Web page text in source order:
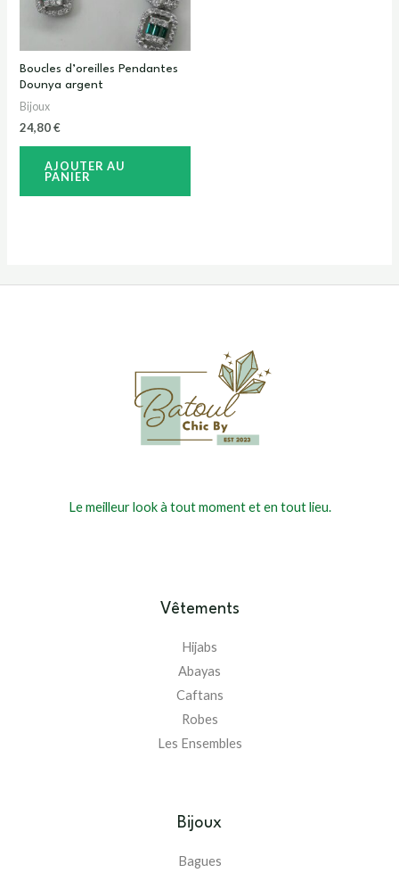
Boucles d’oreilles Pendantes
Dounya argent
Bijoux
24,80€
AJOUTER AU
PANIER
Le meilleur look à tout moment et en tout lieu.
Vêtements
Hijabs
Abayas
Caftans
Robes
Les Ensembles
Bijoux
Bagues